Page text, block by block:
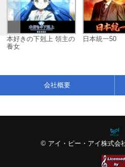
本好きの下剋上 領主の
養女
日本統一50
© アイ・ピー・アイ株式会
会社概要